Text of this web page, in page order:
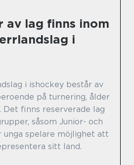
av lag finns inom
i
i ishockey består av
på turnering, ålder
Det finns reserverade lag
såsom Junior- och
unga spelare möjlighet att
sitt land.